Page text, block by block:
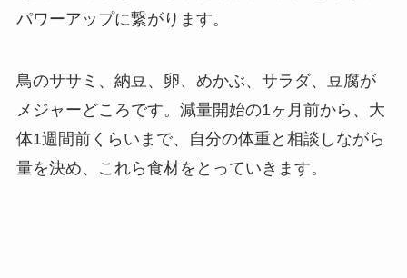
パワーアップに繋がります。
鳥のササミ、納豆、卵、めかぶ、サラダ、豆腐が
メジャーどころです。減量開始の1ヶ月前から、大
体1週間前くらいまで、自分の体重と相談しながら
量を決め、これら食材をとっていきます。